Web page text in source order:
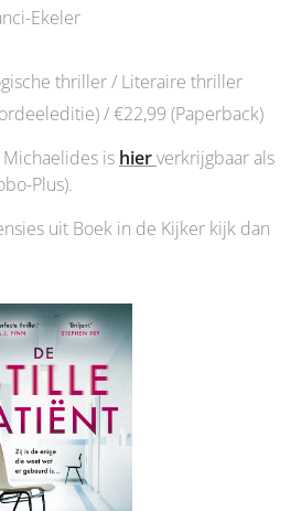
Ekeler
thriller / Literaire thriller
/ €22,99 (Paperback)
is hierverkrijgbaar als
Plus).
uit Boek in de Kijker kijk dan